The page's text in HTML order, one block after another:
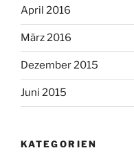
April 2016
März 2016
Dezember 2015
Juni 2015
KATEGORIEN